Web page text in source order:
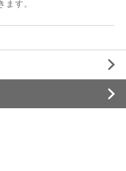
ます。